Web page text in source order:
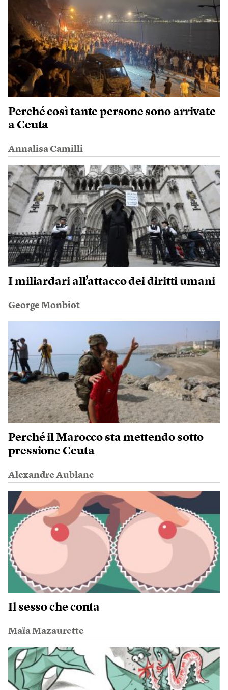
Perché così tante persone sono arrivate
a Ceuta
Annalisa Camilli
I miliardari all’attacco dei diritti umani
George Monbiot
Perché il Marocco sta mettendo sotto
pressione Ceuta
Alexandre Aublanc
Il sesso che conta
Maïa Mazaurette